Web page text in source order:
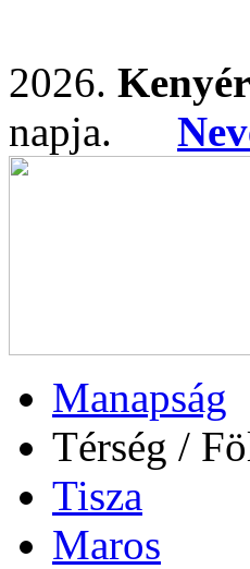
2026.
napja.
Manapság
Térség /
Tisza
Maros